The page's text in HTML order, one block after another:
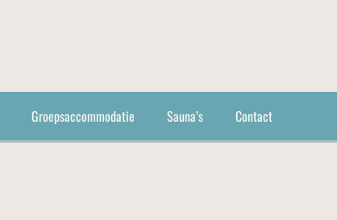
Groepsaccommodatie Sauna’s Contact